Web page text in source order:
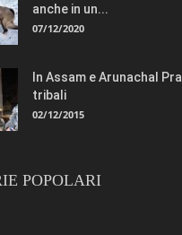
anche in un...
07/12/2020
In Assam e Arunachal
tribali
02/12/2015
POPOLARI